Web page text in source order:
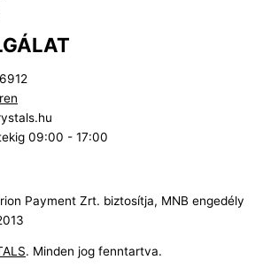
09:00 - 17:00
Payment Zrt. biztosítja, MNB engedély
. Minden jog fenntartva.